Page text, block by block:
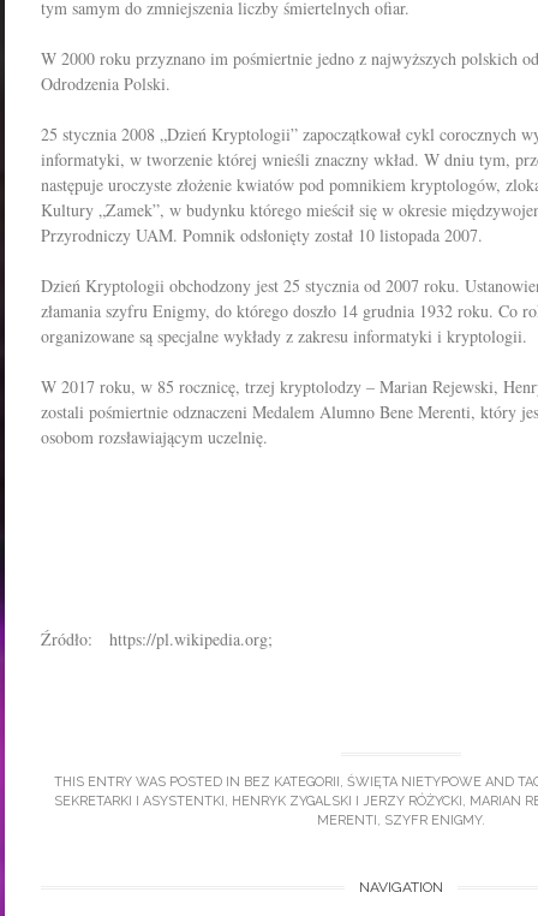
tym samym do zmniejszenia liczby śmiertelnych ofiar.
W 2000 roku przyznano im pośmiertnie jedno z najwyższych polskich
Odrodzenia Polski.
25 stycznia 2008 „Dzień Kryptologii” zapoczątkował cykl corocznych
informatyki, w tworzenie której wnieśli znaczny wkład. W dniu tym,
następuje uroczyste złożenie kwiatów pod pomnikiem kryptologów,
Kultury „Zamek”, w budynku którego mieścił się w okresie
Przyrodniczy UAM. Pomnik odsłonięty został 10 listopada 2007.
Dzień Kryptologii obchodzony jest 25 stycznia od 2007 roku.
złamania szyfru Enigmy, do którego doszło 14 grudnia 1932 roku. Co
organizowane są specjalne wykłady z zakresu informatyki i kryptologii.
W 2017 roku, w 85 rocznicę, trzej kryptolodzy – Marian Rejewski,
zostali pośmiertnie odznaczeni Medalem Alumno Bene Merenti, który
osobom rozsławiającym uczelnię.
Źródło: https://pl.wikipedia.org;
THIS ENTRY WAS POSTED IN BEZ KATEGORII ŚWIĘTA NIETYPOWEAND
SEKRETARKI I ASYSTENTKI
HENRYK ZYGALSKI I JERZY RÓŻYCKI
MARIAN
MERENTI
SZYFR ENIGMY.
NAVIGATION